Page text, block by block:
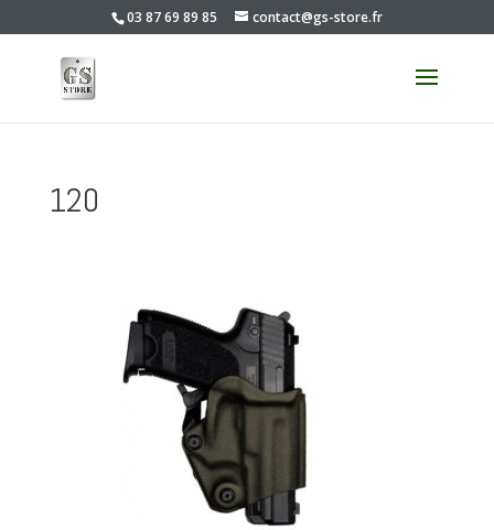
03 87 69 89 85 contact@gs-store.fr
120